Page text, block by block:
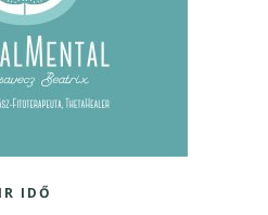
IR IDŐ